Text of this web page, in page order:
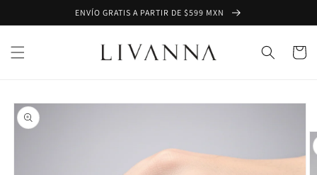
directamente
al contenido
ENVÍO GRATIS A PARTIR DE $599 MXN
Carrito
directamente
a la
información